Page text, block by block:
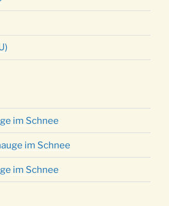
im Schnee
im Schnee
im Schnee